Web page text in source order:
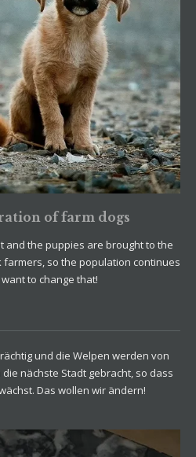
of farm dogs
and the puppies are brought to the
so the population continues
to change that!
und die Welpen werden von
nächste Stadt gebracht, so dass
Das wollen wir ändern!